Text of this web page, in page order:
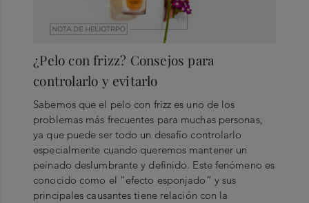
¿Pelo con frizz? Consejos para
controlarlo y evitarlo
Sabemos que el pelo con frizz es uno de los
problemas más frecuentes para muchas personas,
ya que puede ser todo un desafío controlarlo
especialmente cuando queremos mantener un
peinado deslumbrante y definido. Este fenómeno es
conocido como el “efecto esponjado” y sus
principales causantes tiene relación con la